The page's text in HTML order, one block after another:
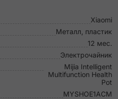
Xiaomi
Металл, пластик
12 мес.
Электрочайник
Mijia Intelligent
Multifunction Health
Pot
MYSHOE1ACM